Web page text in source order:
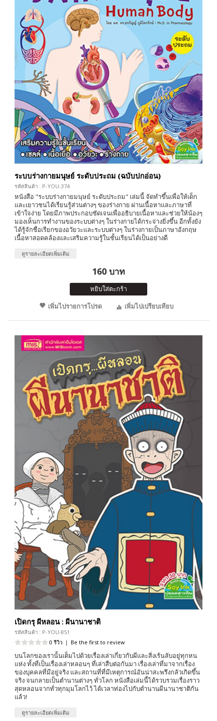
ระบบร่างกายมนุษย์ ระดับประถม (ฉบับปกอ่อน)
รหัสสินค้า : P-YOU-374
หนังสือ "ระบบร่างกายมนุษย์ ระดับประถม" เล่มนี้ จัดทำขึ้นเพื่อให้เด็ก
และเยาวชนได้เรียนรู้ส่วนต่างๆ ของร่างกาย ผ่านเนื้อหาและภาษาที่
เข้าใจง่าย โดยมีภาพประกอบชัดเจนเพื่ออธิบายเนื้อหาและช่วยให้น้องๆ
มองเห็นการทำงานของระบบต่างๆ ในร่างกายได้กระจ่างยิ่งขึ้น อีกทั้งยัง
ได้รู้จักชื่อเรียกของอวัยวะและระบบต่างๆ ในร่างกายเป็นภาษาอังกฤษ
เนื้อหาสอดคล้องและเสริมความรู้ในชั้นเรียนได้เป็นอย่างดี
ดูรายละเอียดเพิ่มเติม
160 บาท
หยิบใส่ตะกร้า
เพิ่มไปรายการโปรด
เพิ่มไปเปรียบเทียบ
เปิดกรุ ผีหลอน : ผีนานาชาติ
รหัสสินค้า : P-YOU-851
0 รีวิว | Be the first to review
บนโลกของเรานั้นเต็มไปด้วยเรื่องเล่าเกี่ยวกับผีและสิ่งเร้นลับอยู่ทุกหน
แห่ง ทั้งที่เป็นเรื่องเล่าหลอนๆ ที่เล่าสืบต่อกันมา เรื่องเล่าที่มาจากเรื่อง
ของบุคคลที่มีอยู่จริง และสถานที่ที่มีเหตุการณ์อันน่าสะพรึงกลัวเกิดขึ้น
จริง จนกลายเป็นตำนานต่างๆ ทั่วโลก หนังสือเล่มนี้ได้รวบรวมเรื่องราว
สุดหลอนจากทั่วทุกมุมโลกไว้ ได้เวลาท่องไปกับตำนานผีนานาชาติกัน
แล้ว!
ดูรายละเอียดเพิ่มเติม